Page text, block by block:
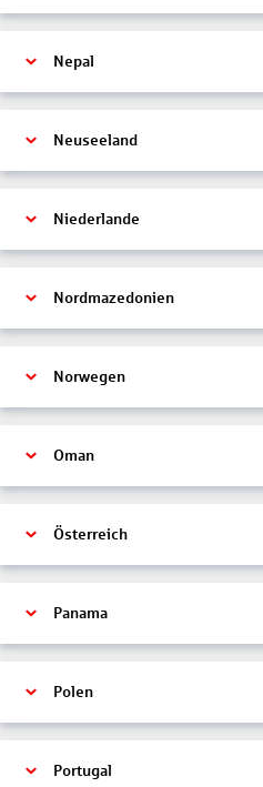
Nepal
Neuseeland
Niederlande
Nordmazedonien
Norwegen
Oman
Österreich
Panama
Polen
Portugal